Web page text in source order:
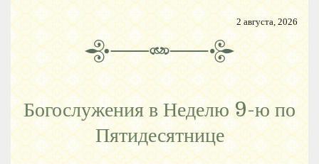
2 августа, 2026
Богослужения в Неделю 9-ю по
Пятидесятнице